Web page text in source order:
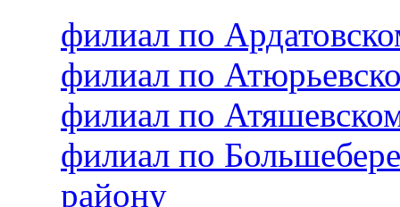
филиал по
филиал по
филиал по
филиал по
району